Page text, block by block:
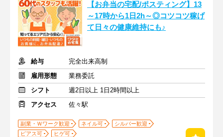
【お弁当の宅配/ポスティング】13
～17時から1日2h～◎コツコツ稼げ
て日々の健康維持にも♪
給与
完全出来高制
雇用形態
業務委託
シフト
週2日以上 1日2時間以上
アクセス
佐々駅
副業・Ｗワーク歓迎 ネイル可
シルバー歓迎
ピアス可
ヒゲ可